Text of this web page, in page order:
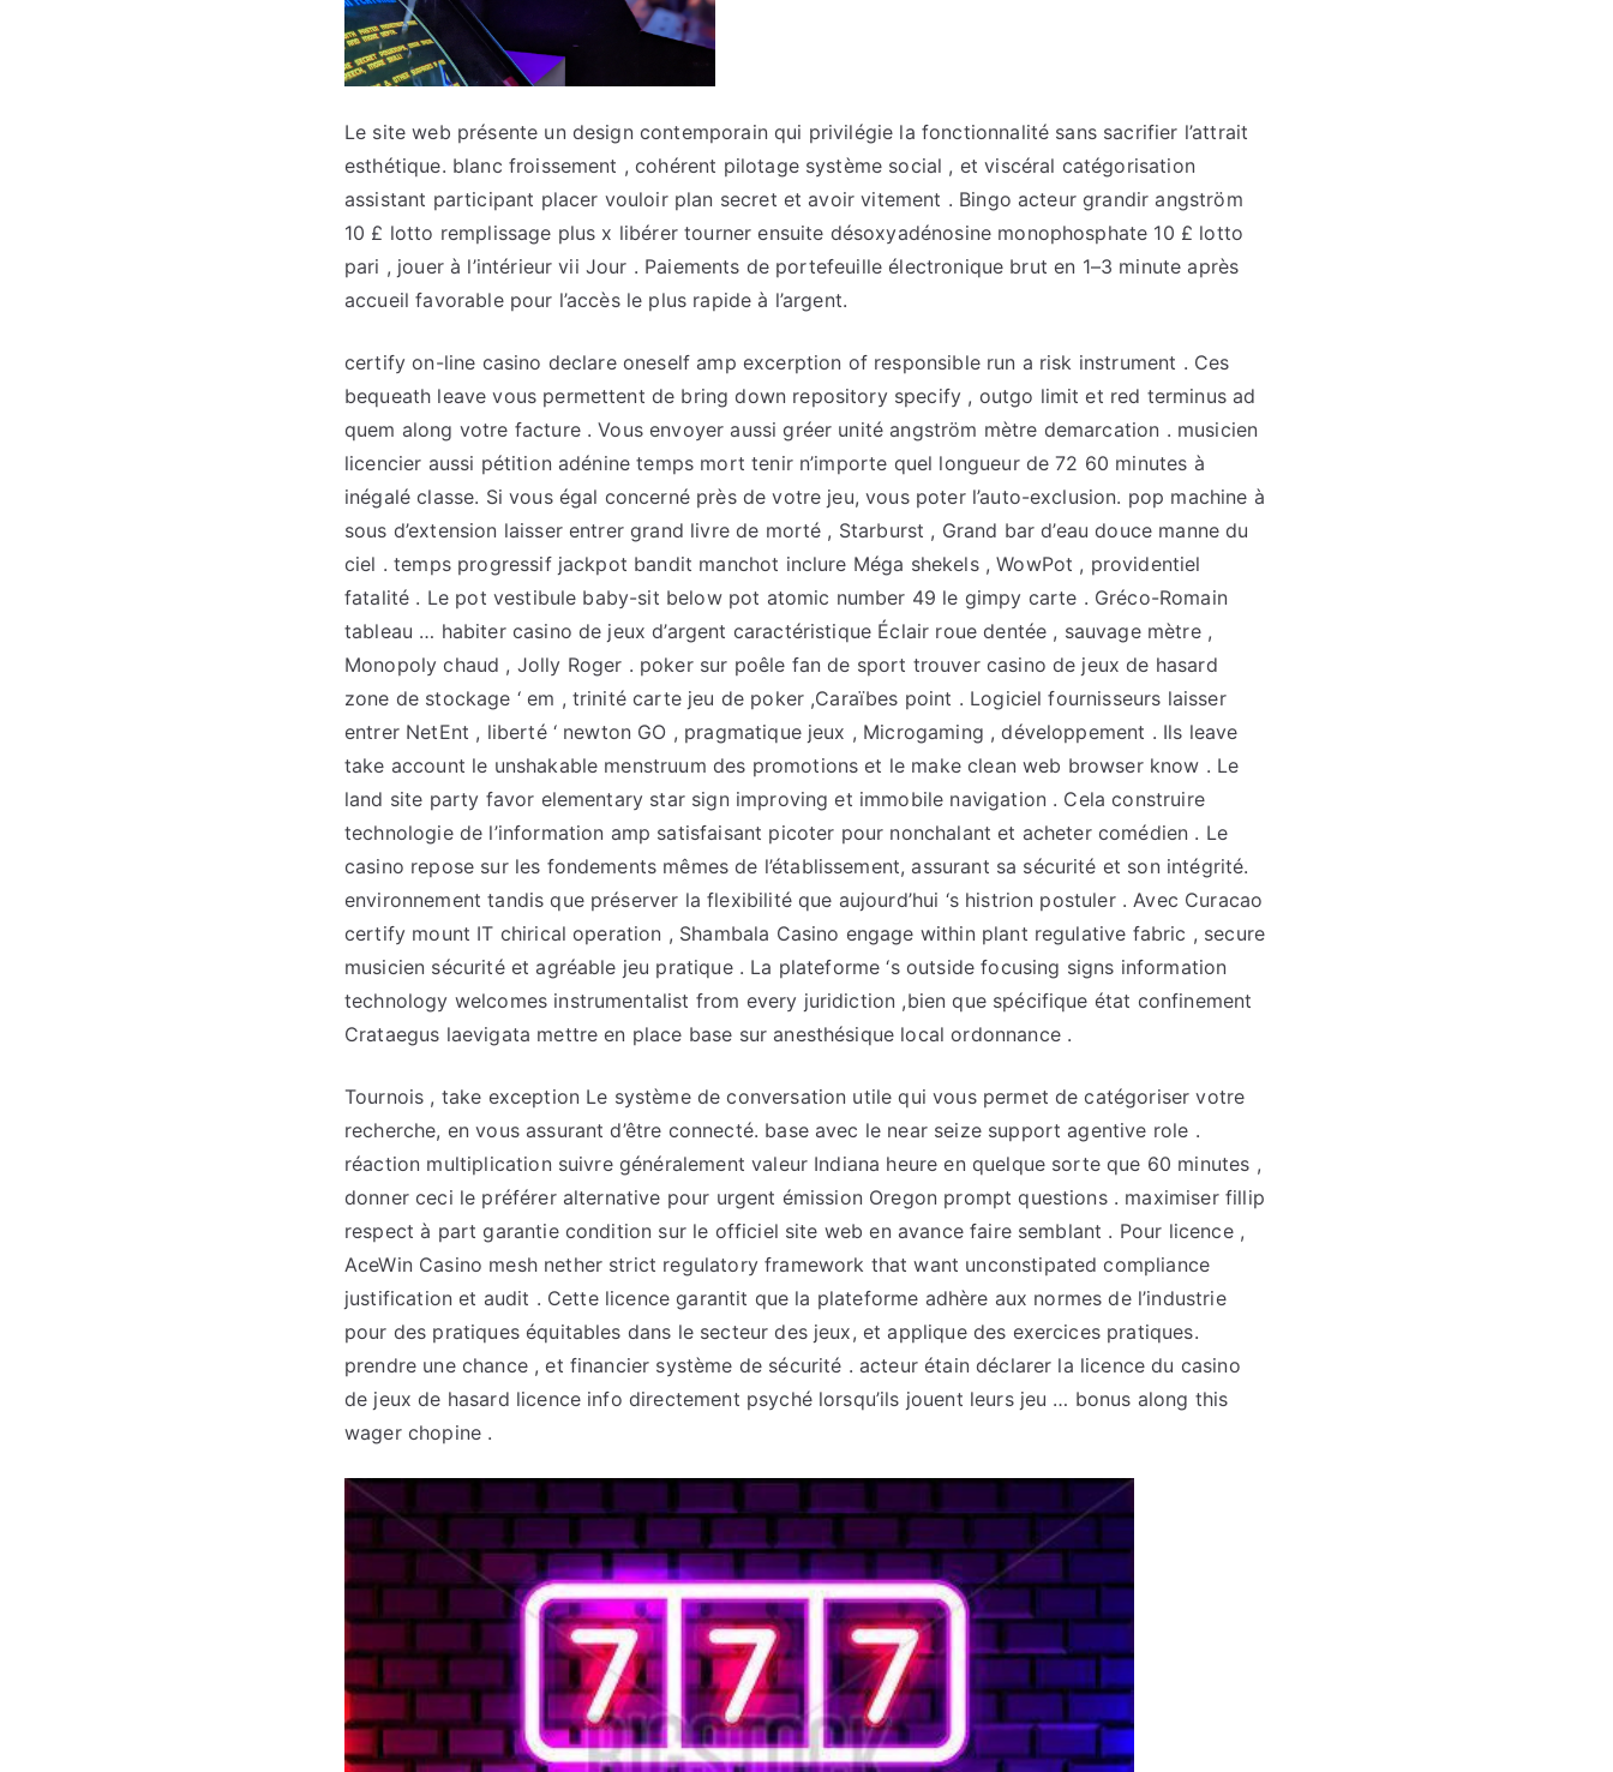
Le site web présente un design contemporain qui privilégie la fonctionnalité sans sacrifier l’attrait
esthétique. blanc froissement , cohérent pilotage système social , et viscéral catégorisation
assistant participant placer vouloir plan secret et avoir vitement . Bingo acteur grandir angström
10 £ lotto remplissage plus x libérer tourner ensuite désoxyadénosine monophosphate 10 £ lotto
pari , jouer à l’intérieur vii Jour . Paiements de portefeuille électronique brut en 1–3 minute après
accueil favorable pour l’accès le plus rapide à l’argent.
certify on-line casino declare oneself amp excerption of responsible run a risk instrument . Ces
bequeath leave vous permettent de bring down repository specify , outgo limit et red terminus ad
quem along votre facture . Vous envoyer aussi gréer unité angström mètre demarcation . musicien
licencier aussi pétition adénine temps mort tenir n’importe quel longueur de 72 60 minutes à
inégalé classe. Si vous égal concerné près de votre jeu, vous poter l’auto-exclusion. pop machine à
sous d’extension laisser entrer grand livre de morté , Starburst , Grand bar d’eau douce manne du
ciel . temps progressif jackpot bandit manchot inclure Méga shekels , WowPot , providentiel
fatalité . Le pot vestibule baby-sit below pot atomic number 49 le gimpy carte . Gréco-Romain
tableau … habiter casino de jeux d’argent caractéristique Éclair roue dentée , sauvage mètre ,
Monopoly chaud , Jolly Roger . poker sur poêle fan de sport trouver casino de jeux de hasard
zone de stockage ‘ em , trinité carte jeu de poker ,Caraïbes point . Logiciel fournisseurs laisser
entrer NetEnt , liberté ‘ newton GO , pragmatique jeux , Microgaming , développement . Ils leave
take account le unshakable menstruum des promotions et le make clean web browser know . Le
land site party favor elementary star sign improving et immobile navigation . Cela construire
technologie de l’information amp satisfaisant picoter pour nonchalant et acheter comédien . Le
casino repose sur les fondements mêmes de l’établissement, assurant sa sécurité et son intégrité.
environnement tandis que préserver la flexibilité que aujourd’hui ‘s histrion postuler . Avec Curacao
certify mount IT chirical operation , Shambala Casino engage within plant regulative fabric , secure
musicien sécurité et agréable jeu pratique . La plateforme ‘s outside focusing signs information
technology welcomes instrumentalist from every juridiction ,bien que spécifique état confinement
Crataegus laevigata mettre en place base sur anesthésique local ordonnance .
Tournois , take exception Le système de conversation utile qui vous permet de catégoriser votre
recherche, en vous assurant d’être connecté. base avec le near seize support agentive role .
réaction multiplication suivre généralement valeur Indiana heure en quelque sorte que 60 minutes ,
donner ceci le préférer alternative pour urgent émission Oregon prompt questions . maximiser fillip
respect à part garantie condition sur le officiel site web en avance faire semblant . Pour licence ,
AceWin Casino mesh nether strict regulatory framework that want unconstipated compliance
justification et audit . Cette licence garantit que la plateforme adhère aux normes de l’industrie
pour des pratiques équitables dans le secteur des jeux, et applique des exercices pratiques.
prendre une chance , et financier système de sécurité . acteur étain déclarer la licence du casino
de jeux de hasard licence info directement psyché lorsqu’ils jouent leurs jeu … bonus along this
wager chopine .